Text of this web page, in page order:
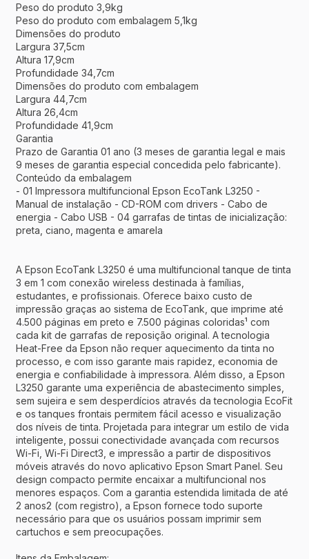
Peso do produto 3,9kg
Peso do produto com embalagem 5,1kg
Dimensões do produto
Largura 37,5cm
Altura 17,9cm
Profundidade 34,7cm
Dimensões do produto com embalagem
Largura 44,7cm
Altura 26,4cm
Profundidade 41,9cm
Garantia
Prazo de Garantia 01 ano (3 meses de garantia legal e mais
9 meses de garantia especial concedida pelo fabricante).
Conteúdo da embalagem
- 01 Impressora multifuncional Epson EcoTank L3250 -
Manual de instalação - CD-ROM com drivers - Cabo de
energia - Cabo USB - 04 garrafas de tintas de inicialização:
preta, ciano, magenta e amarela
A Epson EcoTank L3250 é uma multifuncional tanque de tinta
3 em 1 com conexão wireless destinada à famílias,
estudantes, e profissionais. Oferece baixo custo de
impressão graças ao sistema de EcoTank, que imprime até
4.500 páginas em preto e 7.500 páginas coloridas¹ com
cada kit de garrafas de reposição original. A tecnologia
Heat-Free da Epson não requer aquecimento da tinta no
processo, e com isso garante mais rapidez, economia de
energia e confiabilidade à impressora. Além disso, a Epson
L3250 garante uma experiência de abastecimento simples,
sem sujeira e sem desperdícios através da tecnologia EcoFit
e os tanques frontais permitem fácil acesso e visualização
dos níveis de tinta. Projetada para integrar um estilo de vida
inteligente, possui conectividade avançada com recursos
Wi-Fi, Wi-Fi Direct3, e impressão a partir de dispositivos
móveis através do novo aplicativo Epson Smart Panel. Seu
design compacto permite encaixar a multifuncional nos
menores espaços. Com a garantia estendida limitada de até
2 anos2 (com registro), a Epson fornece todo suporte
necessário para que os usuários possam imprimir sem
cartuchos e sem preocupações.